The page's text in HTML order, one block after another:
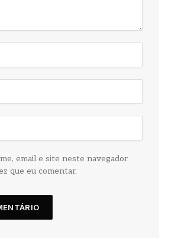
email e site neste navegador
que eu comentar.